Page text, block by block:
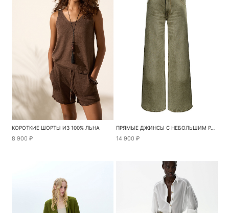
КОРОТКИЕ ШОРТЫ ИЗ 100% ЛЬНА
8 900 ₽
ПРЯМЫЕ ДЖИНСЫ С НЕБОЛЬШИМ РАСКЛЕШЕНИЕМ
14 900 ₽